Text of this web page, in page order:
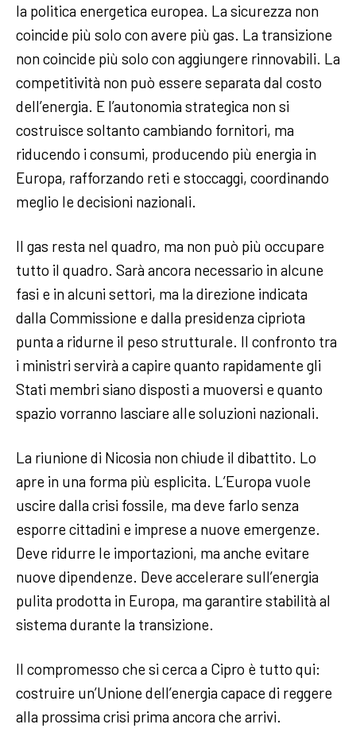
la politica energetica europea. La sicurezza non
coincide più solo con avere più gas. La transizione
non coincide più solo con aggiungere rinnovabili. La
competitività non può essere separata dal costo
dell’energia. E l’autonomia strategica non si
costruisce soltanto cambiando fornitori, ma
riducendo i consumi, producendo più energia in
Europa, rafforzando reti e stoccaggi, coordinando
meglio le decisioni nazionali.
Il gas resta nel quadro, ma non può più occupare
tutto il quadro. Sarà ancora necessario in alcune
fasi e in alcuni settori, ma la direzione indicata
dalla Commissione e dalla presidenza cipriota
punta a ridurne il peso strutturale. Il confronto tra
i ministri servirà a capire quanto rapidamente gli
Stati membri siano disposti a muoversi e quanto
spazio vorranno lasciare alle soluzioni nazionali.
La riunione di Nicosia non chiude il dibattito. Lo
apre in una forma più esplicita. L’Europa vuole
uscire dalla crisi fossile, ma deve farlo senza
esporre cittadini e imprese a nuove emergenze.
Deve ridurre le importazioni, ma anche evitare
nuove dipendenze. Deve accelerare sull’energia
pulita prodotta in Europa, ma garantire stabilità al
sistema durante la transizione.
Il compromesso che si cerca a Cipro è tutto qui:
costruire un’Unione dell’energia capace di reggere
alla prossima crisi prima ancora che arrivi.